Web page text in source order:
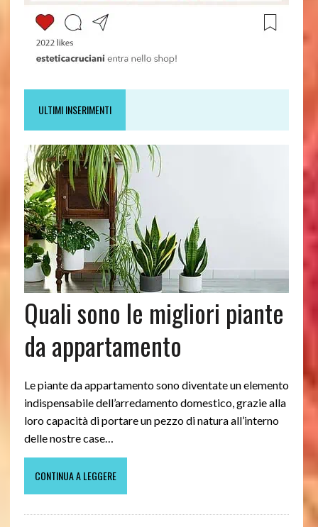
ULTIMI INSERIMENTI
Quali sono le migliori piante
da appartamento
Le piante da appartamento sono diventate un elemento
indispensabile dell’arredamento domestico, grazie alla
loro capacità di portare un pezzo di natura all’interno
delle nostre case…
CONTINUA A LEGGERE